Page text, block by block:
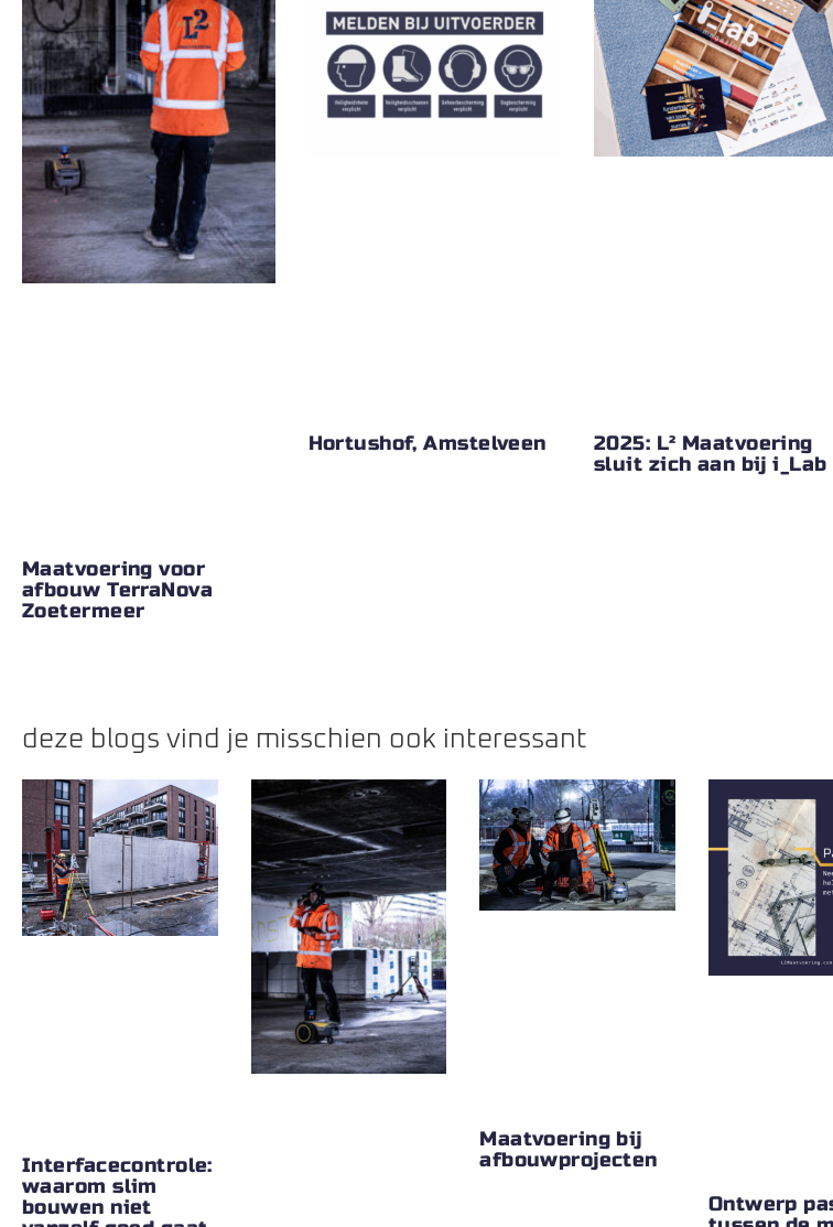
Maatvoering voor
afbouw TerraNova
Zoetermeer
Hortushof, Amstelveen
2025: L² Maatvoering
sluit zich aan bij i_Lab
deze blogs vind je misschien ook interessant
Interfacecontrole:
waarom slim
bouwen niet
Maatvoering bij
afbouwprojecten
Ontwerp